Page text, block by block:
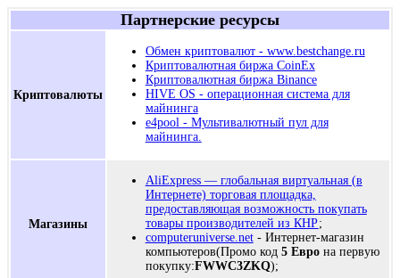
Партнерские ресурсы
Криптовалюты
Обмен криптовалют - www.bestchange.ru
Криптовалютная биржа CoinEx
Криптовалютная биржа Binance
HIVE OS - операционная система для
майнинга
e4pool - Мультивалютный пул для
майнинга.
Магазины
AliExpress — глобальная виртуальная (в
Интернете) торговая площадка,
предоставляющая возможность покупать
товары производителей из КНР;
computeruniverse.net- Интернет-магазин
компьютеров(Промо код 5 Еврона первую
покупку:FWWC3ZKQ);